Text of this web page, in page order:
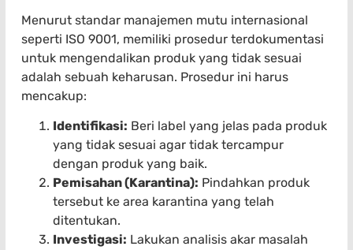
Menurut standar manajemen mutu internasional
seperti ISO 9001, memiliki prosedur terdokumentasi
untuk mengendalikan produk yang tidak sesuai
adalah sebuah keharusan. Prosedur ini harus
mencakup:
Identifikasi: Beri label yang jelas pada produk
yang tidak sesuai agar tidak tercampur
dengan produk yang baik.
Pemisahan (Karantina): Pindahkan produk
tersebut ke area karantina yang telah
ditentukan.
Investigasi: Lakukan analisis akar masalah